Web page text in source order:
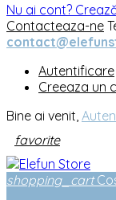
Nu ai cont?
Contacteaza-ne
Autentificare
Creeaza un
Bine ai venit,
favorite
shopping_cart